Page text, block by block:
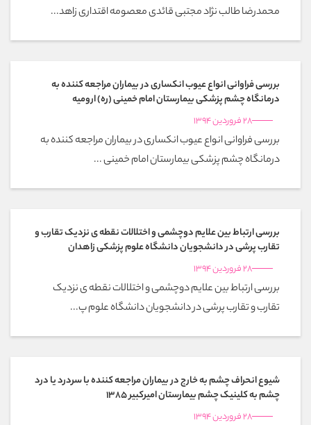
محمدرضا طالب نژاد مجتبی قائدی معصومه اقتداری زاهد...
بررسی فراوانی انواع عیوب انکساری در بیماران مراجعه کننده به
درمانگاه چشم پزشکی بیمارستان امام خمینی (ره) ارومیه
28 فروردین 1394
بررسی فراوانی انواع عیوب انکساری در بیماران مراجعه کننده به
درمانگاه چشم پزشکی بیمارستان امام خمینی ...
بررسی ارتباط بین علایم دوچشمی و اختلالات نقطه ی نزدیک تقارب و
تقارب پرشی در دانشجویان دانشگاه علوم پزشکی زاهدان
28 فروردین 1394
بررسی ارتباط بین علایم دوچشمی و اختلالات نقطه ی نزدیک
تقارب و تقارب پرشی در دانشجویان دانشگاه علوم پ...
شیوع انحراف چشم به خارج در بیماران مراجعه کننده با سردرد یا درد
چشم به کلینیک چشم بیمارستان امیرکبیر 1385
28 فروردین 1394